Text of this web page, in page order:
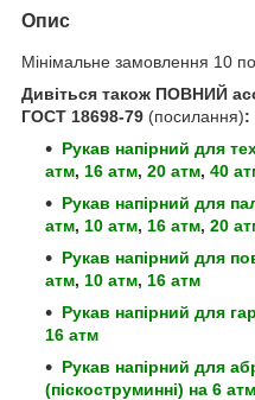
Опис
Мінімальне замовлення 10
Дивіться також ПОВНИЙ
ГОСТ 18698-79 (посилання):
Рукав напірний для
атм, 16 атм, 20 атм, 40
Рукав напірний для
атм, 10 атм, 16 атм, 20
Рукав напірний для
атм, 10 атм, 16 атм
Рукав напірний для
16 атм
Рукав напірний для
(піскоструминні) на 6 атм